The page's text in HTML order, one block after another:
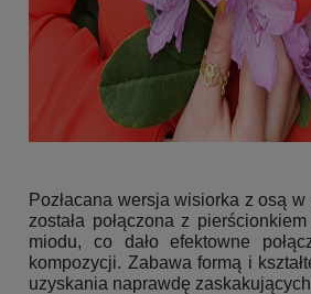
Pozłacana wersja wisiorka z osą
została połączona z
miodu, co dało efektowne
kompozycji. Zabawa formą i
uzyskania naprawdę